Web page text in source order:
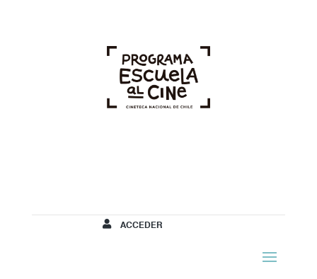
ACCEDER